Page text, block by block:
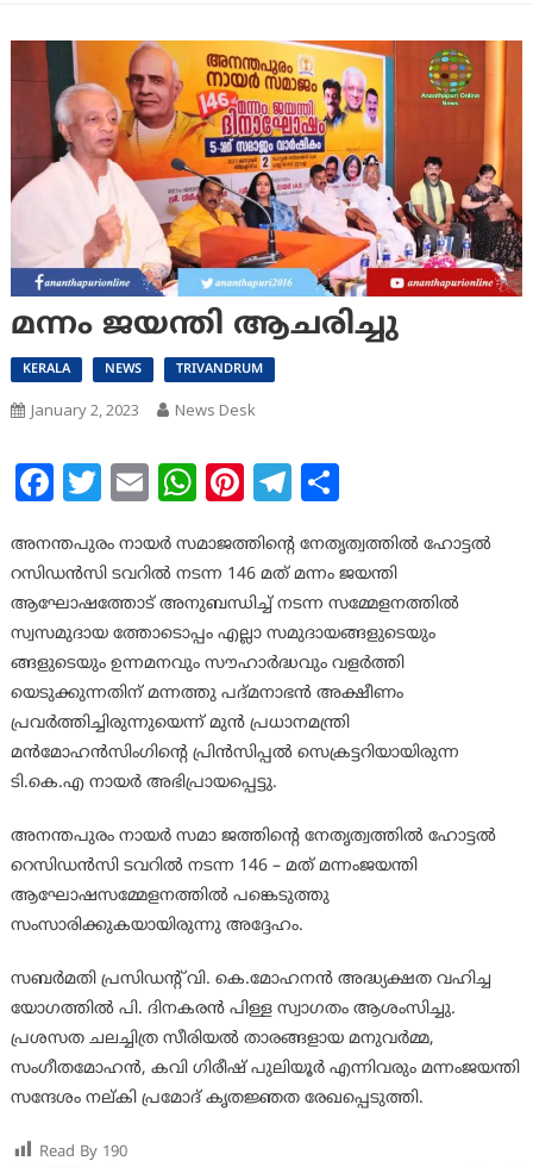
മന്നം ജയന്തി ആചരിച്ചു
KERALA NEWS TRIVANDRUM
January 2, 2023 News Desk
Facebook
Twitter
EmailWhatsApp
Pinterest
Telegram
Share
അനന്തപുരം നായർ സമാജത്തിന്റെ നേതൃത്വത്തിൽ ഹോട്ടൽ
റസിഡൻസി ടവറിൽ നടന്ന 146 മത് മന്നം ജയന്തി
ആഘോഷത്തോട് അനുബന്ധിച്ച് നടന്ന സമ്മേളനത്തിൽ
സ്വസമുദായ ത്തോടൊപ്പം എല്ലാ സമുദായങ്ങളുടെയും
ങ്ങളുടെയും ഉന്നമനവും സൗഹാർദ്ധവും വളർത്തി
യെടുക്കുന്നതിന് മന്നത്തു പദ്മനാഭൻ അക്ഷീണം
പ്രവർത്തിച്ചിരുന്നുയെന്ന് മുൻ പ്രധാനമന്ത്രി
മൻമോഹൻസിംഗിന്റെ പ്രിൻസിപ്പൽ സെക്രട്ടറിയായിരുന്ന
ടി.കെ.എ നായർ അഭിപ്രായപ്പെട്ടു.
അനന്തപുരം നായർ സമാ ജത്തിന്റെ നേതൃത്വത്തിൽ ഹോട്ടൽ
റെസിഡൻസി ടവറിൽ നടന്ന 146 – മത് മന്നംജയന്തി
ആഘോഷസമ്മേളനത്തിൽ പങ്കെടുത്തു
സംസാരിക്കുകയായിരുന്നു അദ്ദേഹം.
സബർമതി പ്രസിഡന്റ്‌ വി. കെ.മോഹനൻ അദ്ധ്യക്ഷത വഹിച്ച
യോഗത്തിൽ പി. ദിനകരൻ പിള്ള സ്വാഗതം ആശംസിച്ചു.
പ്രശസത ചലച്ചിത്ര സീരിയൽ താരങ്ങളായ മനുവർമ്മ,
സംഗീതമോഹൻ, കവി ഗിരീഷ് പുലിയൂർ എന്നിവരും മന്നംജയന്തി
സന്ദേശം നല്കി പ്രമോദ് കൃതജ്ഞത രേഖപ്പെടുത്തി.
Read By 190